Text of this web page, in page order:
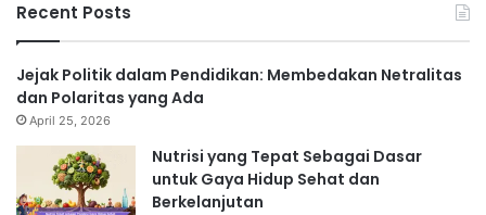
Recent Posts
Jejak Politik dalam Pendidikan: Membedakan Netralitas
dan Polaritas yang Ada
April 25, 2026
Nutrisi yang Tepat Sebagai Dasar
untuk Gaya Hidup Sehat dan
Berkelanjutan